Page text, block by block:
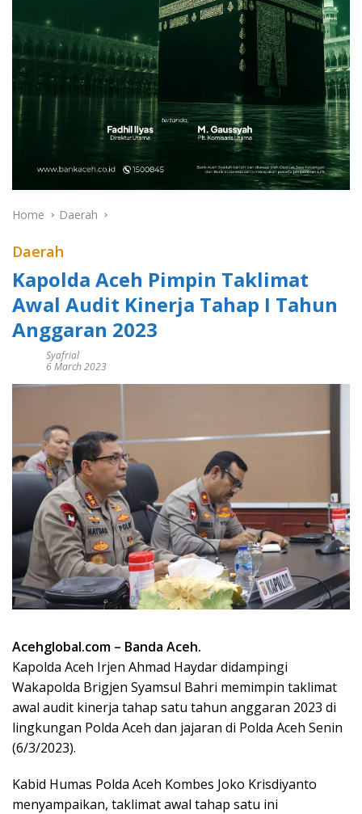
Home Daerah
Daerah
Kapolda Aceh Pimpin Taklimat
Awal Audit Kinerja Tahap I Tahun
Anggaran 2023
Syafrial
6 March 2023
Acehglobal.com – Banda Aceh.
Kapolda Aceh Irjen Ahmad Haydar didampingi
Wakapolda Brigjen Syamsul Bahri memimpin taklimat
awal audit kinerja tahap satu tahun anggaran 2023 di
lingkungan Polda Aceh dan jajaran di Polda Aceh Senin
(6/3/2023).
Kabid Humas Polda Aceh Kombes Joko Krisdiyanto
menyampaikan, taklimat awal tahap satu ini